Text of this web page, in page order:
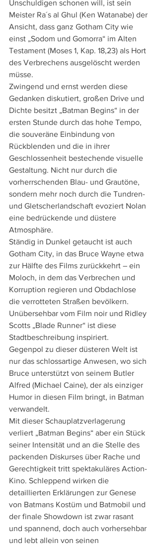
Unschuldigen schonen will, ist sein
Meister Ra´s al Ghul (Ken Watanabe) der
Ansicht, dass ganz Gotham City wie
einst „Sodom und Gomorra“ im Alten
Testament (Moses 1, Kap. 18,23) als Hort
des Verbrechens ausgelöscht werden
müsse.
Zwingend und ernst werden diese
Gedanken diskutiert, großen Drive und
Dichte besitzt „Batman Begins“ in der
ersten Stunde durch das hohe Tempo,
die souveräne Einbindung von
Rückblenden und die in ihrer
Geschlossenheit bestechende visuelle
Gestaltung. Nicht nur durch die
vorherrschenden Blau- und Grautöne,
sondern mehr noch durch die Tundren-
und Gletscherlandschaft evoziert Nolan
eine bedrückende und düstere
Atmosphäre.
Ständig in Dunkel getaucht ist auch
Gotham City, in das Bruce Wayne etwa
zur Hälfte des Films zurückkehrt – ein
Moloch, in dem das Verbrechen und
Korruption regieren und Obdachlose
die verrotteten Straßen bevölkern.
Unübersehbar vom Film noir und Ridley
Scotts „Blade Runner“ ist diese
Stadtbeschreibung inspiriert.
Gegenpol zu dieser düsteren Welt ist
nur das schlossartige Anwesen, wo sich
Bruce unterstützt von seinem Butler
Alfred (Michael Caine), der als einziger
Humor in diesen Film bringt, in Batman
verwandelt.
Mit dieser Schauplatzverlagerung
verliert „Batman Begins“ aber ein Stück
seiner Intensität und an die Stelle des
packenden Diskurses über Rache und
Gerechtigkeit tritt spektakuläres Action-
Kino. Schleppend wirken die
detaillierten Erklärungen zur Genese
von Batmans Kostüm und Batmobil und
der finale Showdown ist zwar rasant
und spannend, doch auch vorhersehbar
und lebt allein von seinen